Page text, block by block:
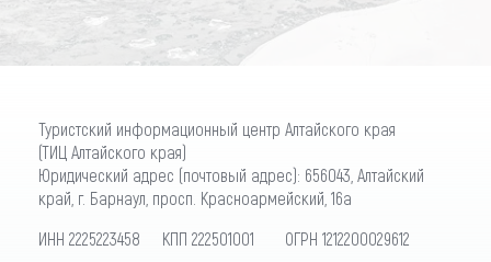
Туристский информационный центр Алтайского края
(ТИЦ Алтайского края)
Юридический адрес (почтовый адрес): 656043, Алтайский
край, г. Барнаул, просп. Красноармейский, 16а
ИНН 2225223458 КПП 222501001 ОГРН 1212200029612